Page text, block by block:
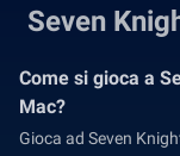
Seven
Come si gioca a
Mac?
Gioca ad Seven